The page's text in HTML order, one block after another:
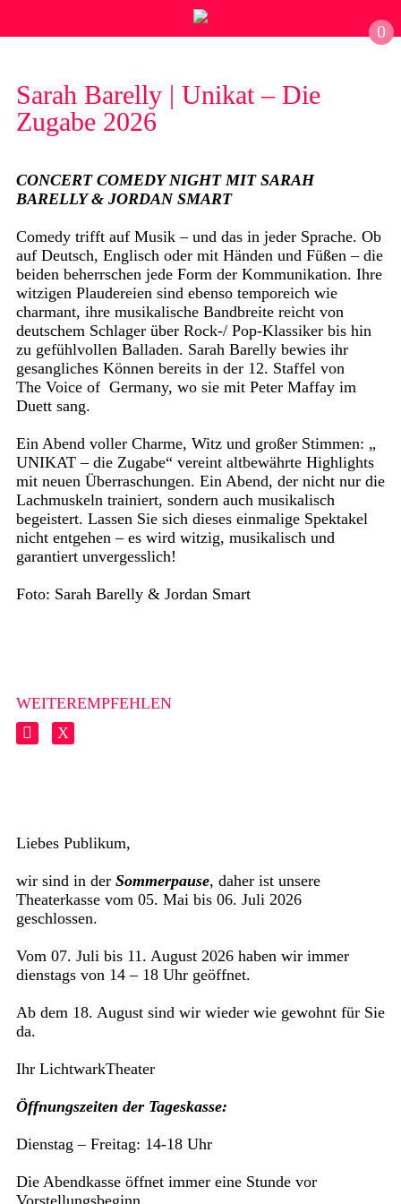
0
Sarah Barelly | Unikat – Die
Zugabe 2026
CONCERT COMEDY NIGHT MIT SARAH
BARELLY & JORDAN SMART
Comedy trifft auf Musik – und das in jeder Sprache. Ob
auf Deutsch, Englisch oder mit Händen und Füßen – die
beiden beherrschen jede Form der Kommunikation. Ihre
witzigen Plaudereien sind ebenso temporeich wie
charmant, ihre musikalische Bandbreite reicht von
deutschem Schlager über Rock-/ Pop-Klassiker bis hin
zu gefühlvollen Balladen. Sarah Barelly bewies ihr
gesangliches Können bereits in der 12. Staffel von
The Voice of Germany, wo sie mit Peter Maffay im
Duett sang.
Ein Abend voller Charme, Witz und großer Stimmen: „
UNIKAT – die Zugabe“ vereint altbewährte Highlights
mit neuen Überraschungen. Ein Abend, der nicht nur die
Lachmuskeln trainiert, sondern auch musikalisch
begeistert. Lassen Sie sich dieses einmalige Spektakel
nicht entgehen – es wird witzig, musikalisch und
garantiert unvergesslich!
Foto: Sarah Barelly & Jordan Smart
WEITEREMPFEHLEN
Liebes Publikum,
wir sind in derSommerpause, daher ist unsere
Theaterkasse vom 05. Mai bis 06. Juli 2026
geschlossen.
Vom 07. Juli bis 11. August 2026 haben wir immer
dienstags von 14 – 18 Uhr geöffnet.
Ab dem 18. August sind wir wieder wie gewohnt für Sie
da.
Ihr LichtwarkTheater
Öffnungszeiten der Tageskasse:
Dienstag – Freitag: 14-18 Uhr
Die Abendkasse öffnet immer eine Stunde vor
Vorstellungsbeginn.